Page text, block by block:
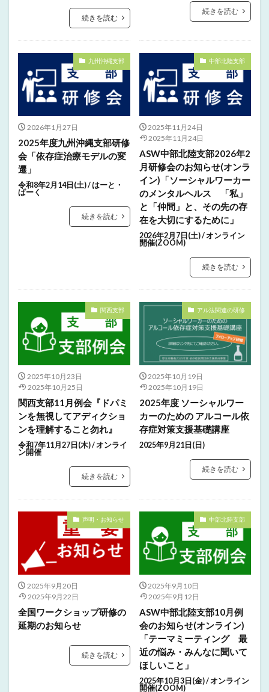
続きを読む
続きを読む
九州沖縄支部
2026年1月27日
2025年度九州沖縄支部研修
会「依存症治療モデルの変
遷」
令和8年2月14日(土) / はーと・
ぱーく
続きを読む
中部北陸支部
2025年11月24日
2025年11月24日
ASW中部北陸支部2026年2
月研修会のお知らせ(オンラ
イン)「ソーシャルワーカー
のメンタルヘルス 「私」
と「仲間」と、その先の存
在を大切にするために」
2026年2月7日(土) / オンライン
開催(ZOOM)
続きを読む
関西支部
2025年10月23日
2025年10月25日
関西支部11月例会『ドパミ
ンを無視してアディクショ
ンを理解すること勿れ』
令和7年11月27日(木) / オンライ
ン開催
続きを読む
アル法関連の研修
2025年10月19日
2025年10月19日
2025年度 ソーシャルワー
カーのための アルコール依
存症対策支援基礎講座
2025年9月21日(日)
続きを読む
声明・お知らせ
2025年9月20日
2025年9月22日
全国ワークショップ研修の
延期のお知らせ
続きを読む
中部北陸支部
2025年9月10日
2025年9月12日
ASW中部北陸支部10月例
会のお知らせ(オンライン)
「テーマミーティング 最
近の悩み・みんなに聞いて
ほしいこと」
2025年10月3日(金) / オンライン
開催(ZOOM)